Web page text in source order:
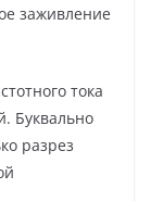
заживление
тока
Буквально
разрез